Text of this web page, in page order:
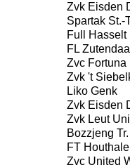
Zvk Eisden
Spartak St.-
Full Hasselt
FL Zutendaal
Zvc Fortuna
Zvk 't
Liko Genk
Zvk Eisden
Zvk Leut
Bozzjeng
FT
Zvc United